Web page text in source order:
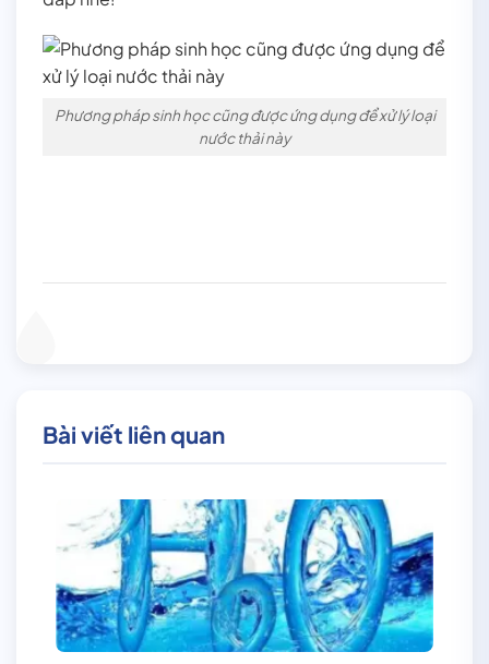
Phương pháp sinh học cũng được ứng dụng để xử lý loại
nước thải này
Bài viết liên quan